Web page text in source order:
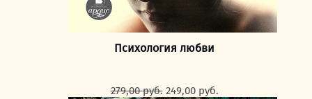
Психология любви
279,00руб. Первоначальная
249,00 руб.